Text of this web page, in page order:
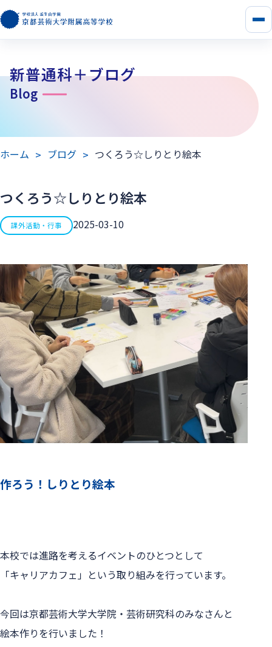
メ
ニ
く
新普通科＋ブログ
Blog
ホーム ブログ つくろう☆しりとり絵本
つくろう☆しりとり絵本
課外活動・行事 2025-03-10
作ろう！しりとり絵本
本校では進路を考えるイベントのひとつとして
「キャリアカフェ」という取り組みを行っています。
今回は京都芸術大学大学院・芸術研究科のみなさんと
絵本作りを行いました！